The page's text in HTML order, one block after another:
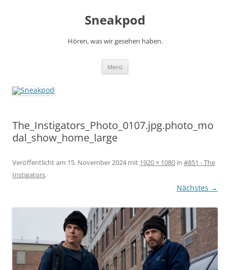
Sneakpod
Hören, was wir gesehen haben.
Menü
The_Instigators_Photo_0107.jpg.photo_mo
dal_show_home_large
Veröffentlicht am 15. November 2024mit 1920 × 1080 in #851 - The
Instigators.
Nächstes →